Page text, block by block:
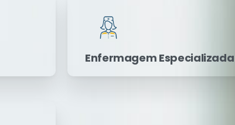
Enfermagem Especializada